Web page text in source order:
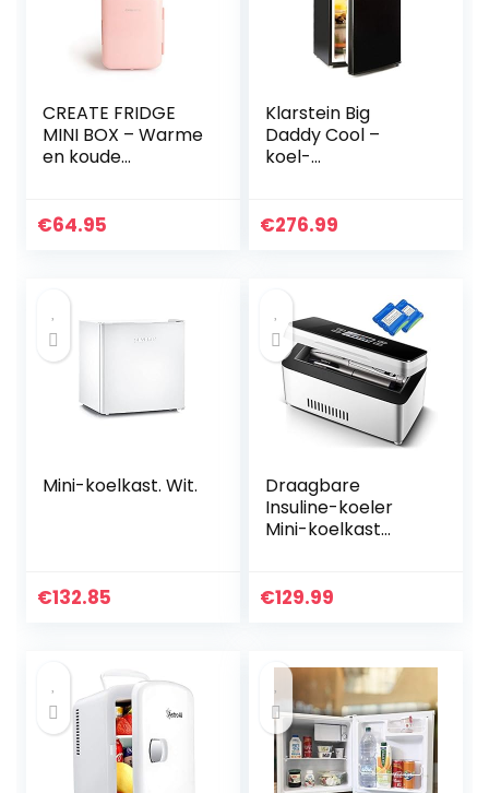
CREATE FRIDGE
MINI BOX – Warme
en koude
€64.95
Klarstein Big
Daddy Cool –
koel-
ECOExcellence-
€276.99
Mini-koelkast. Wit.
€132.85
Draagbare
Insuline-koeler
Mini-koelkast
° C voor Reisauto
€129.99